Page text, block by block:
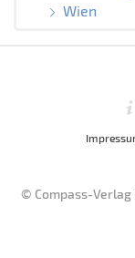
Wien
© Compass-Verlag